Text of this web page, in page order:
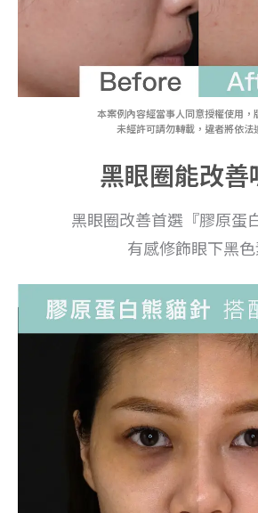
本案例內容經當事人同意授權使用，
未經許可請勿轉載，違者將依法
黑眼圈能改善
黑眼圈改善首選『膠原蛋
有感修飾眼下黑